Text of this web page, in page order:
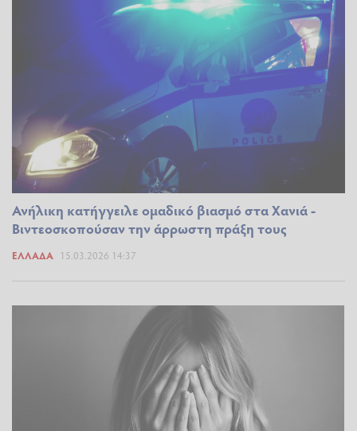
Ανήλικη κατήγγειλε ομαδικό βιασμό στα Χανιά -
Βιντεοσκοπούσαν την άρρωστη πράξη τους
ΕΛΛΆΔΑ 15.03.2026 14:37